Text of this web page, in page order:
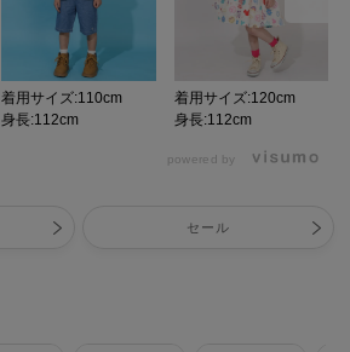
着用サイズ:110cm
身長:112cm
着用サイズ:120cm
身長:112cm
powered by
セール